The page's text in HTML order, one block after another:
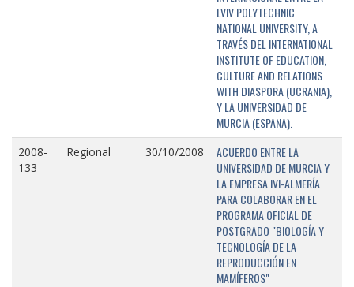
LVIV POLYTECHNIC
NATIONAL UNIVERSITY, A
TRAVÉS DEL INTERNATIONAL
INSTITUTE OF EDUCATION,
CULTURE AND RELATIONS
WITH DIASPORA (UCRANIA),
Y LA UNIVERSIDAD DE
MURCIA (ESPAÑA).
2008-
133
Regional 30/10/2008
ACUERDO ENTRE LA
UNIVERSIDAD DE MURCIA Y
LA EMPRESA IVI-ALMERÍA
PARA COLABORAR EN EL
PROGRAMA OFICIAL DE
POSTGRADO "BIOLOGÍA Y
TECNOLOGÍA DE LA
REPRODUCCIÓN EN
MAMÍFEROS"